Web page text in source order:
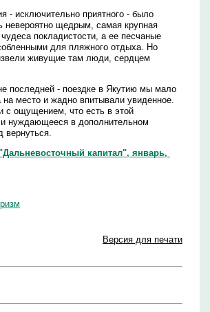
- исключительно приятного - было
невероятно щедрым, самая крупная
покладистости, а ее песчаные
для пляжного отдыха. Но
живущие там люди, сердцем
последней - поездке в Якутию мы мало
место и жадно впитывали увиденное.
с ощущением, что есть в этой
и нуждающееся в дополнительном
вернуться.
капитал", январь,
Версия для печати